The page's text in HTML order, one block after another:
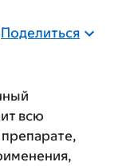
Поделиться
всю